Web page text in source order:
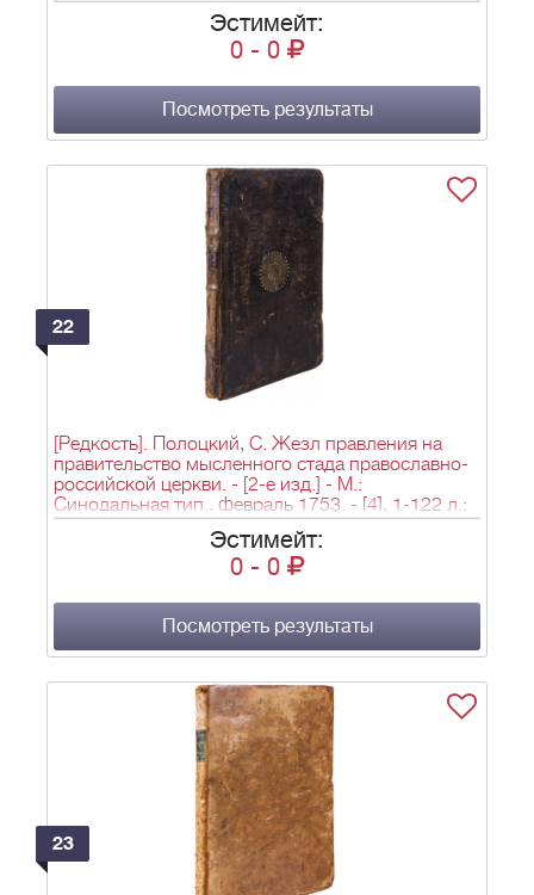
Эстимейт:
0 - 0
Посмотреть результаты
22
[Редкость]. Полоцкий, С. Жезл правления на
правительство мысленного стада православно-
российской церкви. - [2-е изд.] - М.:
Синодальная тип., февраль 1753. - [4], 1-122 л.;
32,7х20,7 см.
Эстимейт:
0 - 0
Посмотреть результаты
23